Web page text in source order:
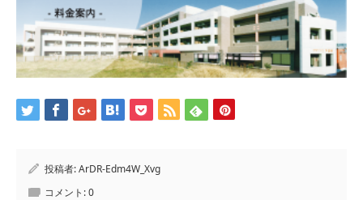
投稿者:ArDR-Edm4W_Xvg
コメント:0